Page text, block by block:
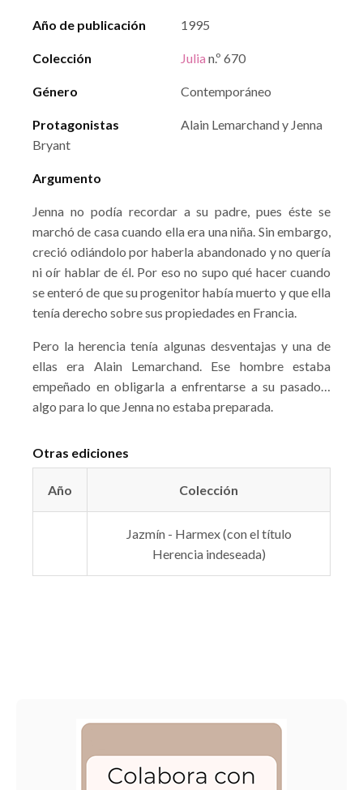
Año de publicación 1995
Colección Julia n.º 670
Género Contemporáneo
Protagonistas
Alain Lemarchand y Jenna
Bryant
Argumento
Jenna no podía recordar a su padre, pues éste se
marchó de casa cuando ella era una niña. Sin embargo,
creció odiándolo por haberla abandonado y no quería
ni oír hablar de él. Por eso no supo qué hacer cuando
se enteró de que su progenitor había muerto y que ella
tenía derecho sobre sus propiedades en Francia.
Pero la herencia tenía algunas desventajas y una de
ellas era Alain Lemarchand. Ese hombre estaba
empeñado en obligarla a enfrentarse a su pasado…
algo para lo que Jenna no estaba preparada.
Otras ediciones
Año Colección
Jazmín - Harmex (con el título
Herencia indeseada)